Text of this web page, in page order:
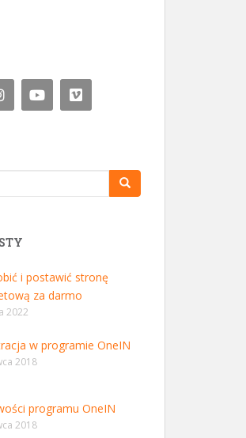
i postawić stronę
za darmo
2022
w programie OneIN
2018
programu OneIN
2018